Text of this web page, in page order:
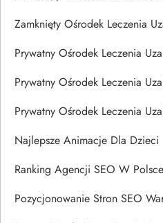
Zamknięty Ośrodek Leczenia
Prywatny Ośrodek Leczenia
Prywatny Ośrodek Leczenia
Prywatny Ośrodek Leczenia
Najlepsze Animacje Dla Dzieci
Ranking Agencji SEO W Polsce
Pozycjonowanie Stron SEO